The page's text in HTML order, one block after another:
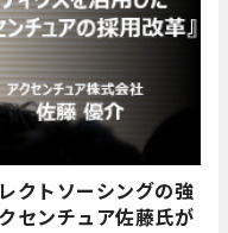
クトソーシングの強
センチュア佐藤氏が